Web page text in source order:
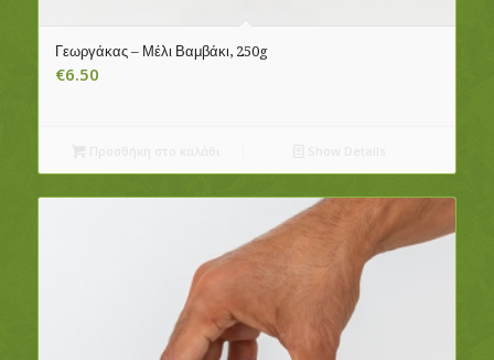
Γεωργάκας – Μέλι Βαμβάκι, 250g
€6.50